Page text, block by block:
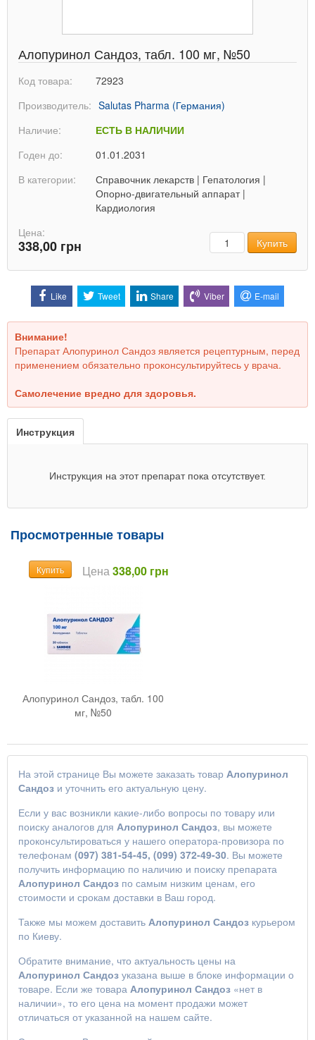
Алопуринол Сандоз, табл. 100 мг, №50
Код товара:
72923
Производитель: Salutas Pharma (Германия)
Наличие:
ЕСТЬ В НАЛИЧИИ
Годен до:
01.01.2031
В категории:
Справочник лекарств | Гепатология |
Опорно-двигательный аппарат|
Кардиология
Цена:
338,00 грн КоличествоКупить
Like Tweet Share Viber E-mail
Внимание!
Препарат Алопуринол Сандоз является рецептурным, перед
применением обязательно проконсультируйтесь у врача.
Самолечение вредно для здоровья.
Инструкция
Инструкция на этот препарат пока отсутствует.
Просмотренные товары
Купить Цена338,00 грн
Алопуринол Сандоз, табл. 100
мг, №50
На этой странице Вы можете заказать товар Алопуринол
Сандоз и уточнить его актуальную цену.
Если у вас возникли какие-либо вопросы по товару или
поиску аналогов для Алопуринол Сандоз, вы можете
проконсультироваться у нашего оператора-провизора по
телефонам (097) 381-54-45, (099) 372-49-30. Вы можете
получить информацию по наличию и поиску препарата
Алопуринол Сандоз по самым низким ценам, его
стоимости и срокам доставки в Ваш город.
Также мы можем доставить Алопуринол Сандоз курьером
по Киеву.
Обратите внимание, что актуальность цены на
Алопуринол Сандоз указана выше в блоке информации о
товаре. Если же товара Алопуринол Сандоз «нет в
наличии», то его цена на момент продажи может
отличаться от указанной на нашем сайте.